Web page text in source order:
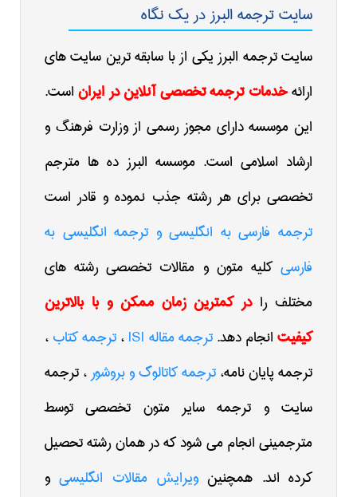
سایت ترجمه البرز در یک نگاه
سایت ترجمه البرز یکی از با سابقه ترین سایت های
ارائهخدمات ترجمه تخصصی آنلاین در ایراناست.
این موسسه دارای مجوز رسمی از وزارت فرهنگ و
ارشاد اسلامی است. موسسه البرز ده ها مترجم
تخصصی برای هر رشته جذب نموده و قادر است
ترجمه فارسی به انگلیسی و ترجمه انگلیسی به
فارسیکلیه متون و مقالات تخصصی رشته های
مختلف رادر کمترین زمان ممکن و با بالاترین
کیفیتانجام دهد.ترجمه مقاله ISI ،ترجمه کتاب،
ترجمه پایان نامه،ترجمه کاتالوگ و بروشور، ترجمه
سایت و ترجمه سایر متون تخصصی توسط
مترجمینی انجام می شود که در همان رشته تحصیل
کرده اند. همچنین ویرایش مقالات انگلیسی و